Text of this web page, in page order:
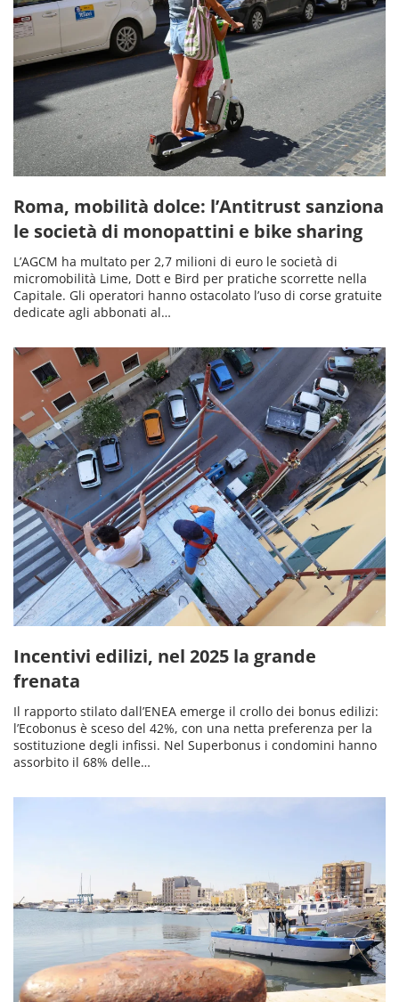
Roma, mobilità dolce: l’Antitrust sanziona
le società di monopattini e bike sharing
L’AGCM ha multato per 2,7 milioni di euro le società di
micromobilità Lime, Dott e Bird per pratiche scorrette nella
Capitale. Gli operatori hanno ostacolato l’uso di corse gratuite
dedicate agli abbonati al…
Incentivi edilizi, nel 2025 la grande
frenata
Il rapporto stilato dall’ENEA emerge il crollo dei bonus edilizi:
l’Ecobonus è sceso del 42%, con una netta preferenza per la
sostituzione degli infissi. Nel Superbonus i condomini hanno
assorbito il 68% delle…